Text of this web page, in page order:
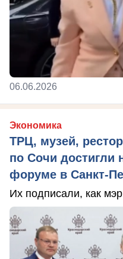
06.06.2026
Экономика
ТРЦ, музей,
по Сочи достигли
форуме в Санкт-
Их подписали, как